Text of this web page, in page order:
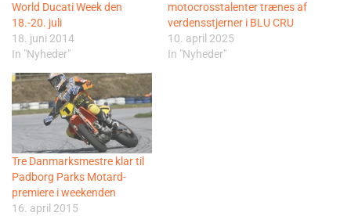
World Ducati Week den
18.-20. juli
18. juni 2014
In "Nyheder"
motocrosstalenter trænes af
verdensstjerner i BLU CRU
10. april 2025
In "Nyheder"
Tre Danmarksmestre klar til
Padborg Parks Motard-
premiere i weekenden
16. april 2015